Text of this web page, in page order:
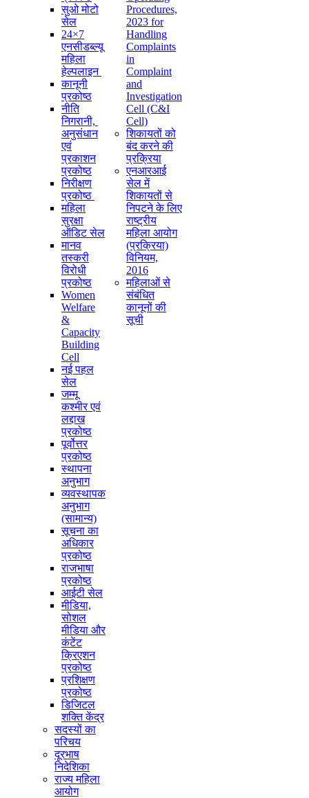
सुओ मोटो
सेल
24×7
एनसीडब्ल्यू
महिला
हेल्पलाइन
कानूनी
प्रकोष्ठ
नीति
निगरानी, ​​
अनुसंधान
एवं
प्रकाशन
प्रकोष्ठ
निरीक्षण
प्रकोष्ठ
महिला
सुरक्षा
ऑडिट सेल
मानव
तस्करी
विरोधी
प्रकोष्ठ
Women
Welfare
&
Capacity
Building
Cell
नई पहल
सेल
जम्मू
कश्मीर एवं
लद्दाख
प्रकोष्ठ
पूर्वोत्तर
प्रकोष्ठ
स्थापना
अनुभाग
व्यवस्थापक
अनुभाग
(सामान्य)
सूचना का
अधिकार
प्रकोष्ठ
राजभाषा
प्रकोष्ठ
आईटी सेल
मीडिया,
सोशल
मीडिया और
कंटेंट
क्रिएशन
प्रकोष्ठ
प्रशिक्षण
प्रकोष्ठ
डिजिटल
शक्ति केंद्र
सदस्यों का
परिचय
दूरभाष
निदेशिका
राज्य महिला
आयोग
Procedures,
2023 for
Handling
Complaints
in
Complaint
and
Investigation
Cell (C&I
Cell)
शिकायतों को
बंद करने की
प्रक्रिया
एनआरआई
सेल में
शिकायतों से
निपटने के लिए
राष्ट्रीय
महिला आयोग
(प्रक्रिया)
विनियम,
2016
महिलाओं से
संबंधित
कानूनों की
सूची